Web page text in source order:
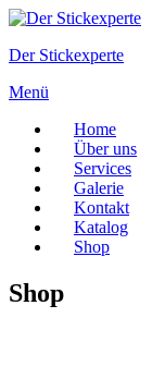
Zum
springen
Der Stickexperte
Menü
Home
Über uns
Services
Galerie
Kontakt
Katalog
Shop
Shop